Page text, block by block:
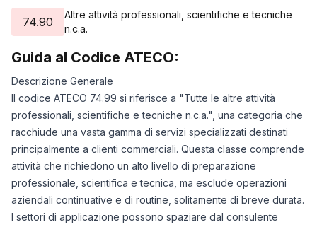
74.90
Altre attività professionali, scientifiche e tecniche
n.c.a.
Guida al Codice ATECO:
Descrizione Generale
Il codice ATECO 74.99 si riferisce a "Tutte le altre attività
professionali, scientifiche e tecniche n.c.a.", una categoria che
racchiude una vasta gamma di servizi specializzati destinati
principalmente a clienti commerciali. Questa classe comprende
attività che richiedono un alto livello di preparazione
professionale, scientifica e tecnica, ma esclude operazioni
aziendali continuative e di routine, solitamente di breve durata.
I settori di applicazione possono spaziare dal consulente